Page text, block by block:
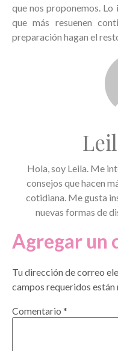
que nos proponemos.
que más resuenen
preparación hagan el
Hola, soy Leila. Me
consejos que hacen
cotidiana. Me gusta
nuevas formas de
Agregar un
Tu dirección de correo
campos requeridos están
Comentario *